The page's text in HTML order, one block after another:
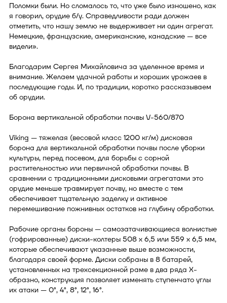
Поломки были. Но сломалось то, что уже было изношено, как
я говорил, орудие б/у. Справедливости ради должен
отметить, что нашу землю не выдерживает ни один агрегат.
Немецкие, французские, американские, канадские — все
видели».
Благодарим Сергея Михайловича за уделенное время и
внимание. Желаем удачной работы и хороших урожаев в
последующие годы. И, по традиции, коротко рассказываем
об орудии.
Борона вертикальной обработки почвы V-560/870
Viking — тяжелая (весовой класс 1200 кг/м) дисковая
борона для вертикальной обработки почвы после уборки
культуры, перед посевом, для борьбы с сорной
растительностью или первичной обработки почвы. В
сравнении с традиционными дисковыми агрегатами это
орудие меньше травмирует почву, но вместе с тем
обеспечивает тщательную заделку и активное
перемешивание пожнивных остатков на глубину обработки.
Рабочие органы бороны — самозатачивающиеся волнистые
(гофрированные) диски-колтеры 508 х 6,5 или 559 x 6,5 мм,
которые обеспечивают указанные выше возможности,
благодаря своей форме. Диски собраны в 8 батарей,
установленных на трехсекционной раме в два ряда Х-
образно, конструкция позволяет изменять ступенчато углы
их атаки — 0°, 4°, 8°, 12°, 16°.